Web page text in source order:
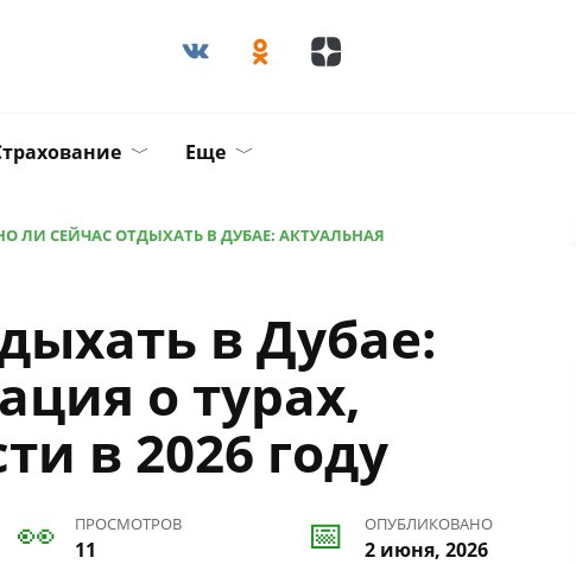
Еще
ЛИ СЕЙЧАС ОТДЫХАТЬ В ДУБАЕ: АКТУАЛЬНАЯ
в Дубае:
о турах,
в 2026 году
ПРОСМОТРОВ
11
ОПУБЛИКОВАНО
2 июня, 2026